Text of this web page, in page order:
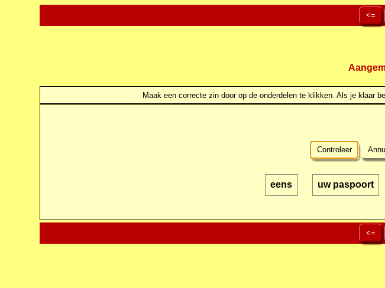
<=
Maak een correcte zin door op de onderdelen te klikken. Als je klaar
Controleer
eens uw paspoort
<=